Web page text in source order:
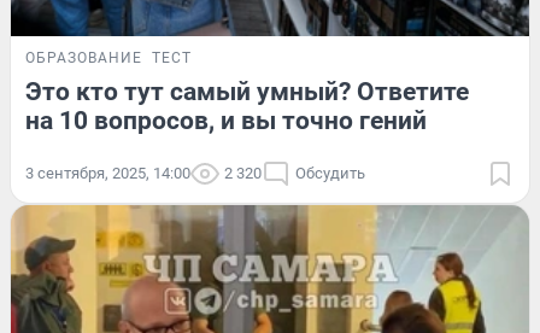
ОБРАЗОВАНИЕ ТЕСТ
Это кто тут самый умный? Ответите
на 10 вопросов, и вы точно гений
3 сентября, 2025, 14:00 2 320 Обсудить